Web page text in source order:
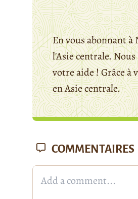
En vous abonnant à
l'Asie centrale.
votre aide ! Grâce à
en Asie centrale.
COMMENTAIRES